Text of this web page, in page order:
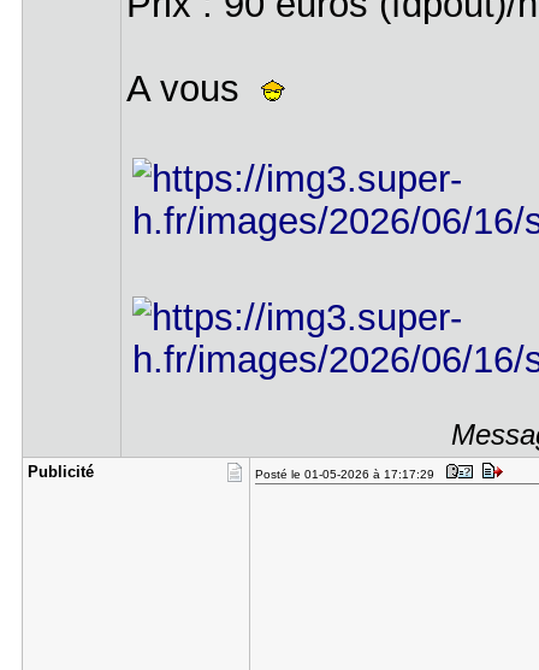
A vous
Publicité Posté le 01-05-2026 à 17:17:29